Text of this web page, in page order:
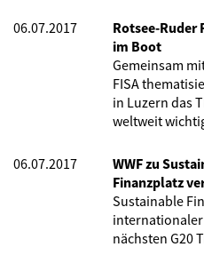
06.07.2017
Rotsee-Ruder
im Boot
Gemeinsam
FISA
in Luzern das
weltweit
06.07.2017
WWF zu
Finanzplatz
Sustainable
internationaler
nächsten G20